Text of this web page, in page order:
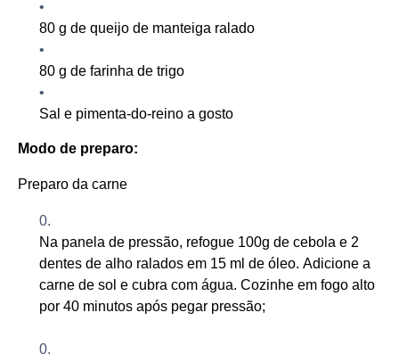
80 g de queijo de manteiga ralado
80 g de farinha de trigo
Sal e pimenta-do-reino a gosto
Modo de preparo:
Preparo da carne
Na panela de pressão, refogue 100g de cebola e 2
dentes de alho ralados em 15 ml de óleo. Adicione a
carne de sol e cubra com água. Cozinhe em fogo alto
por 40 minutos após pegar pressão;